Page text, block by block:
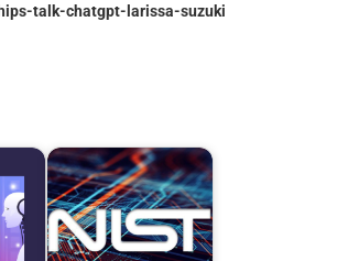
talk-chatgpt-larissa-suzuki